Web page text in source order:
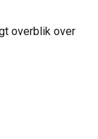
overblik over